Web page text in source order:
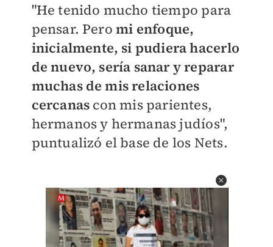
"He tenido mucho tiempo para
pensar. Peromi enfoque,
inicialmente, si pudiera hacerlo
de nuevo, sería sanar y reparar
muchas de mis relaciones
cercanas con mis parientes,
hermanos y hermanas judíos",
puntualizó el base de los Nets.